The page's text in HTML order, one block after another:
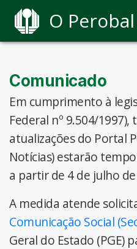
O
Comunicado
Em cumprimento à
Federal nº 9.504/
atualizações do Portal
Notícias) estarão
a partir de 4 de julho
A medida atende
Comunicação Social
Geral do Estado (PGE)